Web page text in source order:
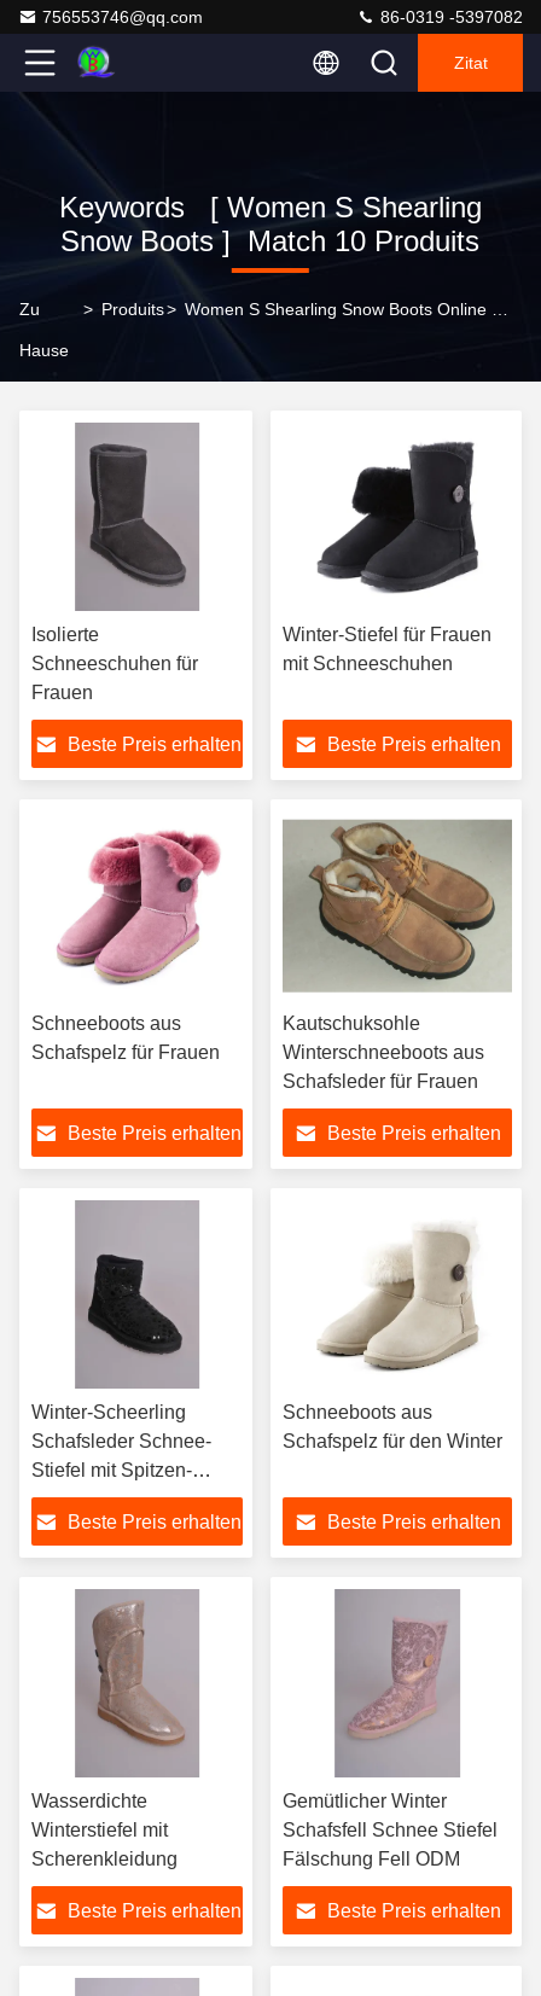
756553746@qq.com 86-0319 -5397082
Zitat
Keywords [ Women S Shearling
Snow Boots ] Match 10 Produits
Zu
Hause
> Produits>
Isolierte
Schneeschuhen für
Frauen
Beste Preis erhalten
Winter-Stiefel für Frauen
mit Schneeschuhen
Beste Preis erhalten
Schneeboots aus
Schafspelz für Frauen
Beste Preis erhalten
Kautschuksohle
Winterschneeboots aus
Schafsleder für Frauen
Beste Preis erhalten
Winter-Scheerling
Schafsleder Schnee-
Stiefel mit Spitzen-
Offnung
Beste Preis erhalten
Schneeboots aus
Schafspelz für den Winter
Beste Preis erhalten
Wasserdichte
Winterstiefel mit
Scherenkleidung
Beste Preis erhalten
Gemütlicher Winter
Schafsfell Schnee Stiefel
Fälschung Fell ODM
Beste Preis erhalten